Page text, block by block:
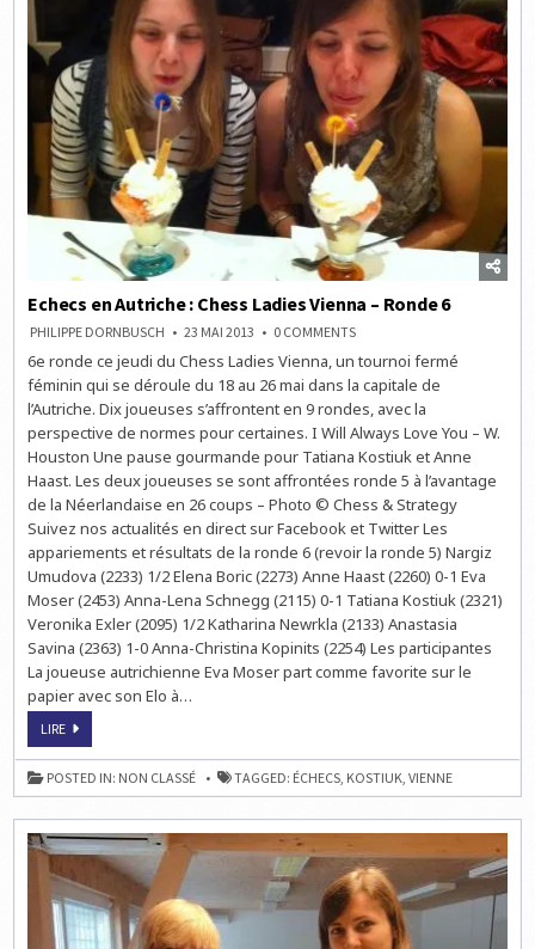
Echecs en Autriche : Chess Ladies Vienna – Ronde 6
PHILIPPE DORNBUSCH 23 MAI 2013 0 COMMENTSON
EN
:
LADIES
VIENNA
RONDE
6e ronde ce jeudi du Chess Ladies Vienna, un tournoi fermé
féminin qui se déroule du 18 au 26 mai dans la capitale de
l’Autriche. Dix joueuses s’affrontent en 9 rondes, avec la
perspective de normes pour certaines. I Will Always Love You – W.
Houston Une pause gourmande pour Tatiana Kostiuk et Anne
Haast. Les deux joueuses se sont affrontées ronde 5 à l’avantage
de la Néerlandaise en 26 coups – Photo © Chess & Strategy
Suivez nos actualités en direct sur Facebook et Twitter Les
appariements et résultats de la ronde 6 (revoir la ronde 5) Nargiz
Umudova (2233) 1/2 Elena Boric (2273) Anne Haast (2260) 0-1 Eva
Moser (2453) Anna-Lena Schnegg (2115) 0-1 Tatiana Kostiuk (2321)
Veronika Exler (2095) 1/2 Katharina Newrkla (2133) Anastasia
Savina (2363) 1-0 Anna-Christina Kopinits (2254) Les participantes
La joueuse autrichienne Eva Moser part comme favorite sur le
papier avec son Elo à…
LIREECHECS
AUTRICHE
:
CHESS
LADIES
RONDE
6
POSTED IN: NON CLASSÉ TAGGED: ÉCHECS KOSTIUK ,VIENNE